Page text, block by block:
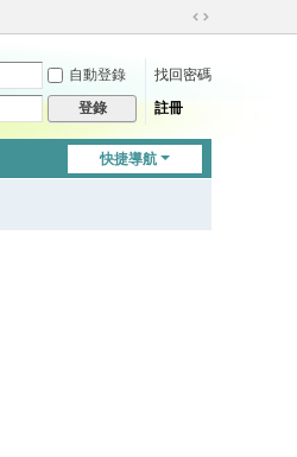
切
到
自動登錄
找回密碼
登錄 註冊
快捷導航